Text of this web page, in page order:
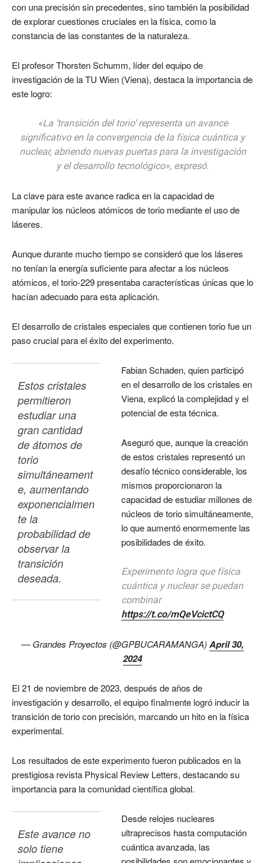
con una precisión sin precedentes, sino también la posibilidad
de explorar cuestiones cruciales en la física, como la
constancia de las constantes de la naturaleza.
El profesor Thorsten Schumm, líder del equipo de
investigación de la TU Wien (Viena), destaca la importancia de
este logro:
«La ‘transición del torio’ representa un avance
significativo en la convergencia de la física cuántica y
nuclear, abriendo nuevas puertas para la investigación
y el desarrollo tecnológico», expresó.
La clave para este avance radica en la capacidad de
manipular los núcleos atómicos de torio mediante el uso de
láseres.
Aunque durante mucho tiempo se consideró que los láseres
no tenían la energía suficiente para afectar a los núcleos
atómicos, el torio-229 presentaba características únicas que lo
hacían adecuado para esta aplicación.
El desarrollo de cristales especiales que contienen torio fue un
paso crucial para el éxito del experimento.
Estos cristales
permitieron
estudiar una
gran cantidad
de átomos de
torio
simultáneament
e, aumentando
exponencialmen
te la
probabilidad de
observar la
transición
deseada.
Fabian Schaden, quien participó
en el desarrollo de los cristales en
Viena, explicó la complejidad y el
potencial de esta técnica.
Aseguró que, aunque la creación
de estos cristales representó un
desafío técnico considerable, los
mismos proporcionaron la
capacidad de estudiar millones de
núcleos de torio simultáneamente,
lo que aumentó enormemente las
posibilidades de éxito.
Experimento logra que física
cuántica y nuclear se puedan
combinar
https://t.co/mQeVcictCQ
— Grandes Proyectos (@GPBUCARAMANGA) April 30,
2024
El 21 de noviembre de 2023, después de años de
investigación y desarrollo, el equipo finalmente logró inducir la
transición de torio con precisión, marcando un hito en la física
experimental.
Los resultados de este experimento fueron publicados en la
prestigiosa revista Physical Review Letters, destacando su
importancia para la comunidad científica global.
Este avance no
solo tiene
Desde relojes nucleares
ultraprecisos hasta computación
cuántica avanzada, las